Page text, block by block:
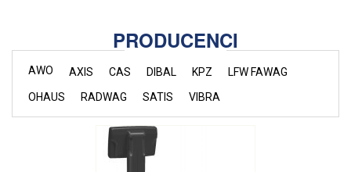
PRODUCENCI
AWO AXIS CAS DIBAL KPZ
LFW FAWAG
OHAUS
RADWAG SATIS VIBRA